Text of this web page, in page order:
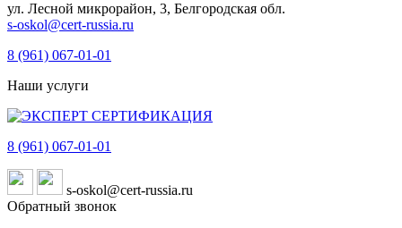
ул. Лесной микрорайон, 3, Белгородская обл.
s-oskol@cert-russia.ru
8 (961) 067-01-01
Наши услуги
8 (961) 067-01-01
s-oskol@cert-russia.ru
Обратный звонок